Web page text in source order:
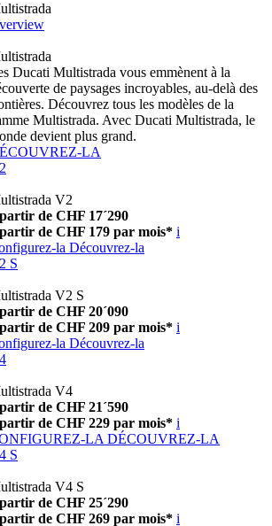
Ducati Multistrada vous emmènent à la
de paysages incroyables, au-delà des
Découvrez tous les modèles de la
Multistrada. Avec Ducati Multistrada, le
devient plus grand.
LA
V2
de CHF 17´290
de CHF 179 par mois* i
la Découvrez-la
S
V2 S
de CHF 20´090
de CHF 209 par mois* i
la Découvrez-la
V4
de CHF 21´590
de CHF 229 par mois* i
LA DÉCOUVREZ-LA
S
V4 S
de CHF 25´290
de CHF 269 par mois* i